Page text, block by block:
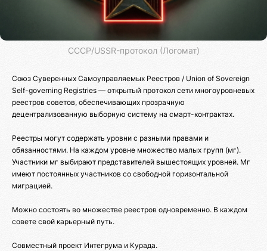
СССР/USSR-протокол (Логомат)
Союз Суверенных Самоуправляемых Реестров / Union of Sovereign
Self-governing Registries — открытый протокол сети многоуровневых
реестров советов, обеспечивающих прозрачную
децентрализованную выборную систему на смарт-контрактах.
Реестры могут содержать уровни с разными правами и
обязанностями. На каждом уровне множество малых групп (мг).
Участники мг выбирают представителей вышестоящих уровней. Мг
имеют постоянных участников со свободной горизонтальной
миграцией.
Можно состоять во множестве реестров одновременно. В каждом
совете свой карьерный путь.
Совместный проект Интегрума и Курада.